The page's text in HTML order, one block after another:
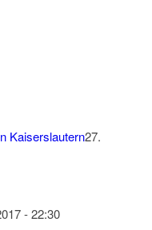
Kaiserslautern27.
- 22:30